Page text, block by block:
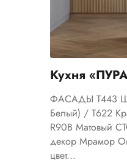
Кухня
ФАСАДЫ T443
Белый) / Т622
R90B Матовый
декор Мрамор
цвет...